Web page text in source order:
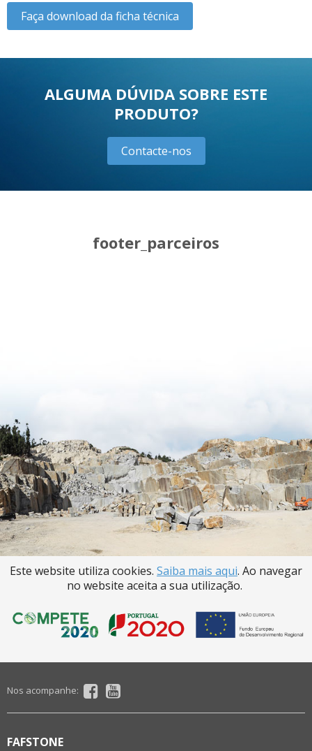
Faça download da ficha técnica
ALGUMA DÚVIDA SOBRE ESTE
PRODUTO?
Contacte-nos
footer_parceiros
Este website utiliza cookies. Saiba mais aqui. Ao navegar
no website aceita a sua utilização.
Nos acompanhe:
FAFSTONE